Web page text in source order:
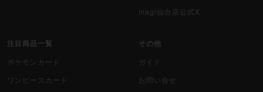
magi仙台店公式X
注目商品一覧
ポケモンカード
ワンピースカード
その他
ガイド
お問い合せ